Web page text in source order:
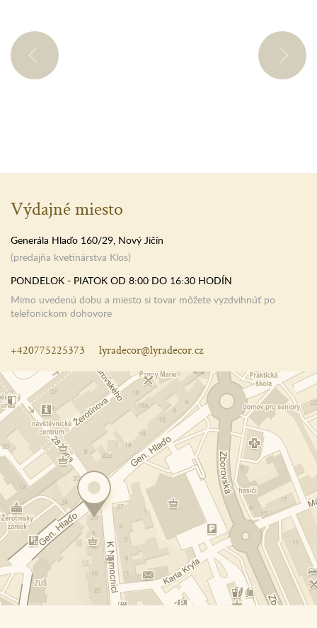
Výdajné miesto
Generála Hlaďo 160/29, Nový Jičín
(predajňa kvetinárstva Klos)
PONDELOK - PIATOK OD 8:00 DO 16:30 HODÍN
Mimo uvedenú dobu a miesto si tovar môžete vyzdvihnúť po
telefonickom dohovore
+420775225373 lyradecor@lyradecor.cz